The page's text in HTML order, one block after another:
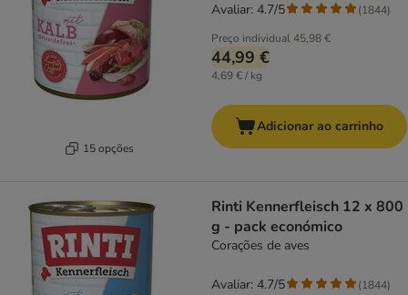
15 opções
Preço individual45,98 €
44,99 €
4,69 € / kg
Avaliar: 4.7/5 (1844)
Adicionar ao carrinho
Rinti Kennerfleisch 12 x 800
g - pack económico
Corações de aves
Avaliar: 4.7/5 (1844)